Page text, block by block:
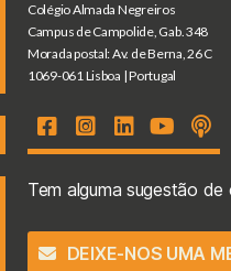
Colégio Almada Negreiros
Campus de Campolide, Gab. 348
Morada postal: Av. de Berna, 26 C
1069-061 Lisboa | Portugal
Tem alguma sugestão
DEIXE-NOS UMA